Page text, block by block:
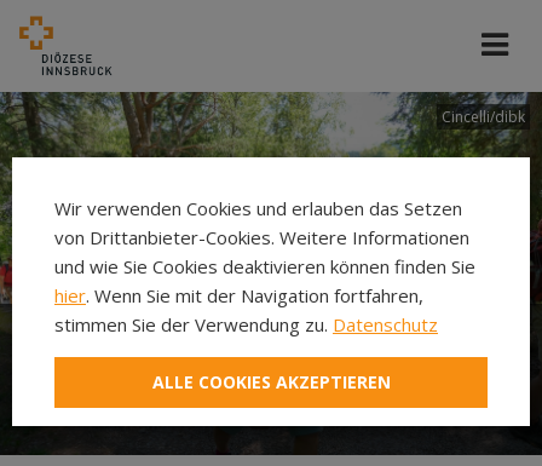
Cincelli/dibk
Neuer Pilgerweg Via
Laudato si’
Wir verwenden Cookies und erlauben das Setzen
von Drittanbieter-Cookies. Weitere Informationen
und wie Sie Cookies deaktivieren können finden Sie
hier. Wenn Sie mit der Navigation fortfahren,
stimmen Sie der Verwendung zu. Datenschutz
ALLE COOKIES AKZEPTIEREN